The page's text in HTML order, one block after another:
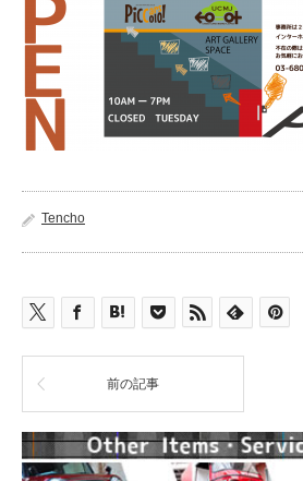
Tencho
前の記事